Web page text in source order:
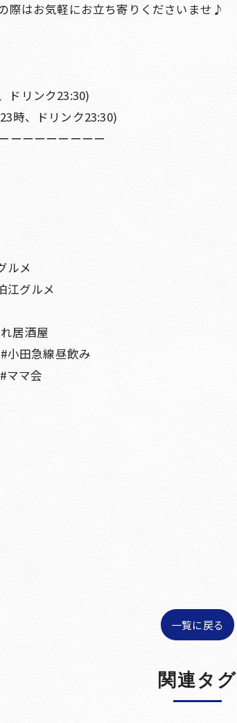
際はお気軽にお立ち寄りくださいませ♪
ドリンク23:30)
時、ドリンク23:30)
ーーーーーーーー
ルメ
江グルメ
居酒屋
小田急線昼飲み
ママ会
一覧に戻る
関連タグ